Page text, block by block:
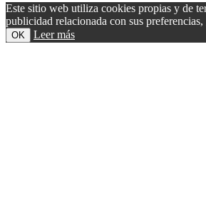
Este sitio web utiliza cookies propias y de
publicidad relacionada con sus
OK Leer más